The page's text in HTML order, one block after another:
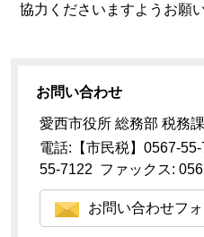
協力くださいますようお願
お問い合わせ
愛西市役所 総務部 税務課
電話:【市民税】0567-
55-7122 ファックス:
お問い合わせフ